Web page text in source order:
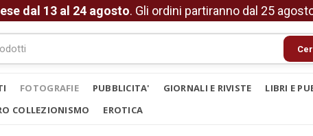
dal 13 al 24 agosto. Gli ordini partiranno dal 25
FOTOGRAFIE PUBBLICITA' GIORNALI E RIVISTE LIBRI E
COLLEZIONISMO EROTICA